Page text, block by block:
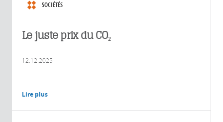
SOCIÉTÉS
Le juste prix du CO₂
12.12.2025
Lire plus